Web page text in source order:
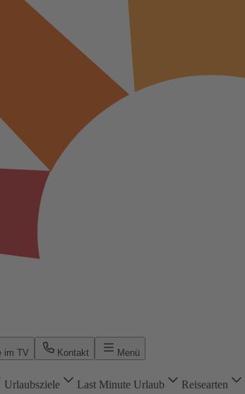
im TV Kontakt Menü
Urlaubsziele Last Minute Urlaub Reisearten